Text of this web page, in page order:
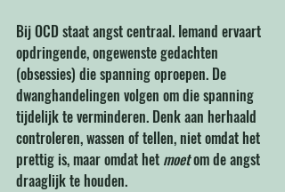
Bij OCD staat angst centraal. Iemand ervaart
opdringende, ongewenste gedachten
(obsessies) die spanning oproepen. De
dwanghandelingen volgen om die spanning
tijdelijk te verminderen. Denk aan herhaald
controleren, wassen of tellen, niet omdat het
prettig is, maar omdat het moet om de angst
draaglijk te houden.